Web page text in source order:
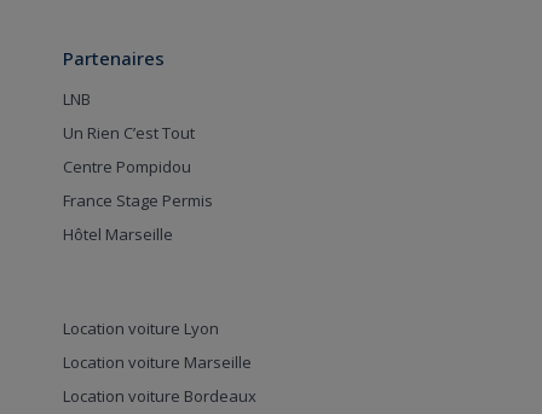
Partenaires
LNB
Un Rien C’est Tout
Centre Pompidou
France Stage Permis
Hôtel Marseille
Location voiture Lyon
Location voiture Marseille
Location voiture Bordeaux